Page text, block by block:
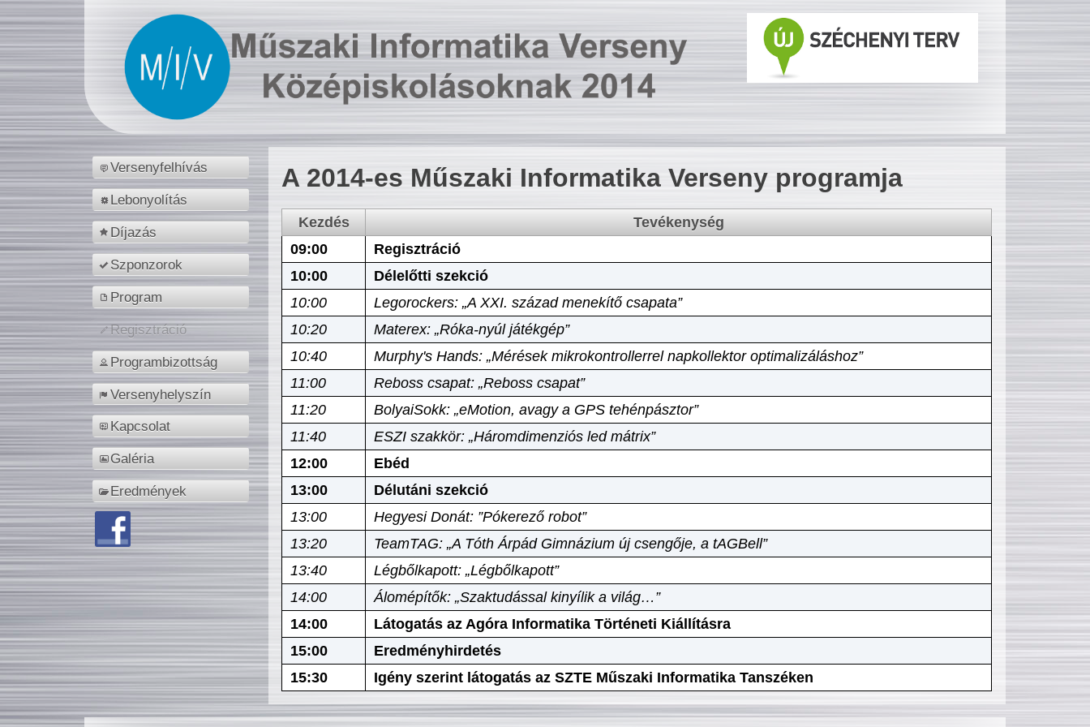
Versenyfelhívás
Lebonyolítás
Díjazás
Szponzorok
Program
Regisztráció
Programbizottság
Versenyhelyszín
Kapcsolat
Galéria
Eredmények
A 2014-es Műszaki Informatika Verseny programja
Kezdés
Tevékenység
09:00
Regisztráció
10:00
Délelőtti szekció
10:00
Legorockers: „A XXI. század menekítő csapata”
10:20
Materex: „Róka-nyúl játékgép”
10:40
Murphy's Hands: „Mérések mikrokontrollerrel napkollektor optimalizáláshoz”
11:00
Reboss csapat: „Reboss csapat”
11:20
BolyaiSokk: „eMotion, avagy a GPS tehénpásztor”
11:40
ESZI szakkör: „Háromdimenziós led mátrix”
12:00
Ebéd
13:00
Délutáni szekció
13:00
Hegyesi Donát: ”Pókerező robot”
13:20
TeamTAG: „A Tóth Árpád Gimnázium új csengője, a tAGBell”
13:40
Légbőlkapott: „Légbőlkapott”
14:00
Álomépítők: „Szaktudással kinyílik a világ…”
14:00
Látogatás az Agóra Informatika Történeti Kiállításra
15:00
Eredményhirdetés
15:30
Igény szerint látogatás az SZTE Műszaki Informatika Tanszéken